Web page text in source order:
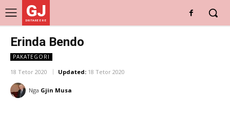
GJ
DRITARE E RE
Erinda Bendo
PAKATEGORI
18 Tetor 2020 Updated: 18 Tetor 2020
Nga Gjin Musa